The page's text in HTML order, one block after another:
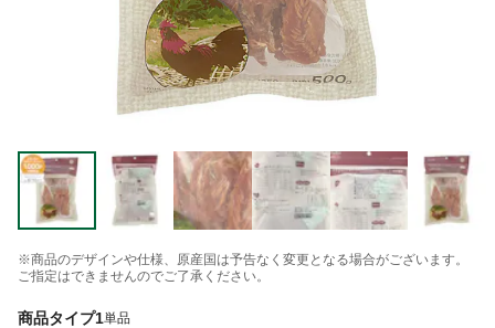
※商品のデザインや仕様、原産国は予告なく変更となる場合がございます。
ご指定はできませんのでご了承ください。
商品タイプ1単品